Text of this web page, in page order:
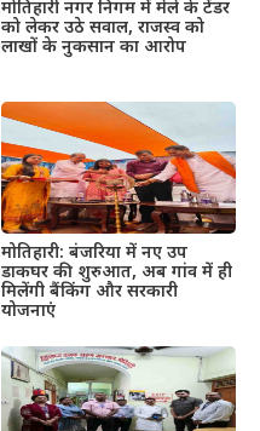
मोतिहारी नगर निगम में मेले के टेंडर
को लेकर उठे सवाल, राजस्व को
लाखों के नुकसान का आरोप
मोतिहारी: बंजरिया में नए उप
डाकघर की शुरुआत, अब गांव में ही
मिलेंगी बैंकिंग और सरकारी
योजनाएं